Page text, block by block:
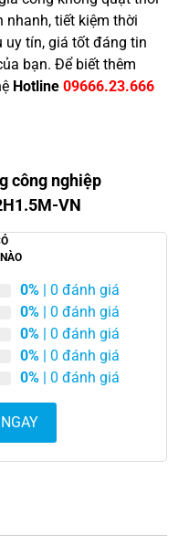
nhanh, tiết kiệm thời
uy tín, giá tốt đáng tin
bạn. Để biết thêm
Hotline 09666.23.666
công nghiệp
VN
0% | 0 đánh giá
0% | 0 đánh giá
0% | 0 đánh giá
0% | 0 đánh giá
0% | 0 đánh giá